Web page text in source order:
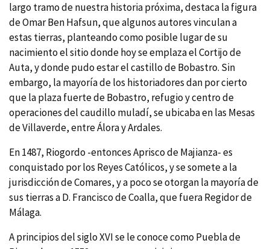
largo tramo de nuestra historia próxima, destaca la figura
de Omar Ben Hafsun, que algunos autores vinculan a
estas tierras, planteando como posible lugar de su
nacimiento el sitio donde hoy se emplaza el Cortijo de
Auta, y donde pudo estar el castillo de Bobastro. Sin
embargo, la mayoría de los historiadores dan por cierto
que la plaza fuerte de Bobastro, refugio y centro de
operaciones del caudillo muladí, se ubicaba en las Mesas
de Villaverde, entre Álora y Ardales.
En 1487, Riogordo -entonces Aprisco de Majianza- es
conquistado por los Reyes Católicos, y se somete a la
jurisdicción de Comares, y a poco se otorgan la mayoría de
sus tierras a D. Francisco de Coalla, que fuera Regidor de
Málaga.
A principios del siglo XVI se le conoce como Puebla de